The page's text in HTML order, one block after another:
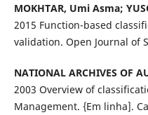
MOKHTAR, Umi Asma;
2015 Function-based
validation. Open Journal of
NATIONAL ARCHIVES OF
2003 Overview of
Management. {Em linha].